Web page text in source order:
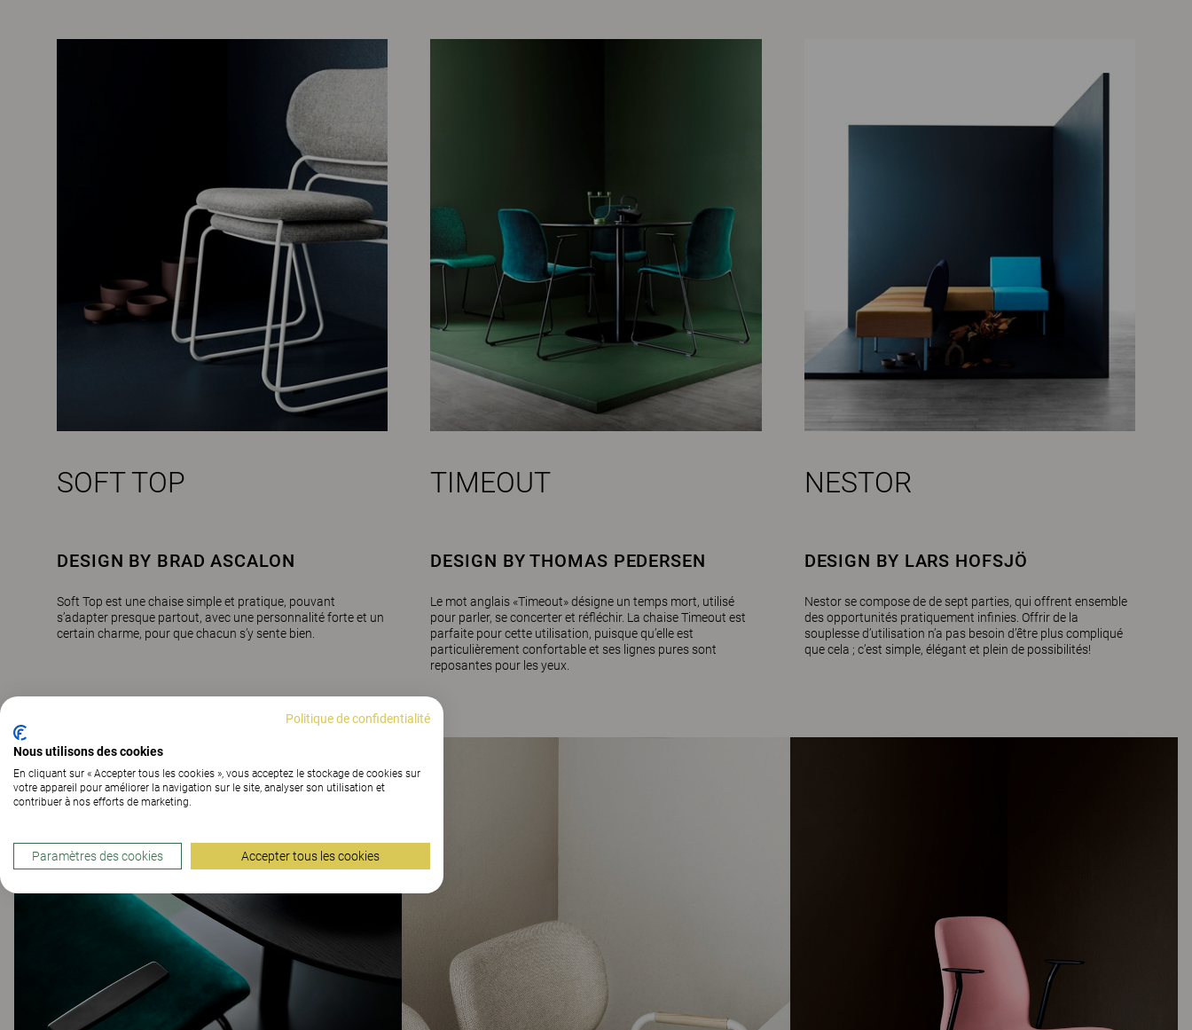
SOFT TOP
DESIGN BY BRAD ASCALON
Soft Top est une chaise simple et pratique, pouvant
s’adapter presque partout, avec une personnalité forte et un
certain charme, pour que chacun s’y sente bien.
TIMEOUT
DESIGN BY THOMAS PEDERSEN
Le mot anglais «Timeout» désigne un temps mort, utilisé
pour parler, se concerter et réfléchir. La chaise Timeout est
parfaite pour cette utilisation, puisque qu’elle est
particulièrement confortable et ses lignes pures sont
reposantes pour les yeux.
NESTOR
DESIGN BY LARS HOFSJÖ
Nestor se compose de de sept parties, qui offrent ensemble
des opportunités pratiquement infinies. Offrir de la
souplesse d’utilisation n’a pas besoin d’être plus compliqué
que cela ; c’est simple, élégant et plein de possibilités!
Politique de confidentialité
Nous utilisons des cookies
En cliquant sur « Accepter tous les cookies », vous acceptez le stockage de cookies sur
votre appareil pour améliorer la navigation sur le site, analyser son utilisation et
contribuer à nos efforts de marketing.
Paramètres des cookies Accepter tous les cookies